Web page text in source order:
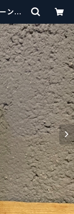
ンズ